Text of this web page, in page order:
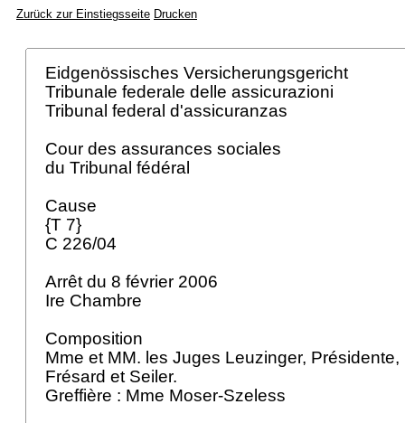
Zurück zur Einstiegsseite Drucken
Eidgenössisches Versicherungsgericht
Tribunale federale delle assicurazioni
Tribunal federal d'assicuranzas
Cour des assurances sociales
du Tribunal fédéral
Cause
{T 7}
C 226/04
Arrêt du 8 février 2006
Ire Chambre
Composition
Mme et MM. les Juges Leuzinger,
Frésard et Seiler.
Greffière : Mme Moser-Szeless